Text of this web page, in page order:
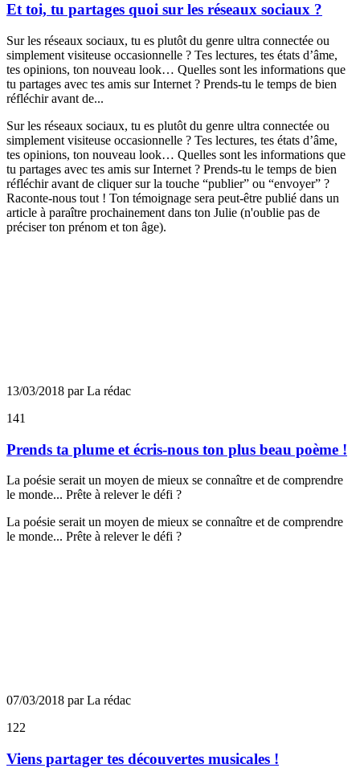
Et toi, tu partages quoi sur les réseaux sociaux ?
Sur les réseaux sociaux, tu es plutôt du genre ultra connectée ou
simplement visiteuse occasionnelle ? Tes lectures, tes états d’âme,
tes opinions, ton nouveau look… Quelles sont les informations que
tu partages avec tes amis sur Internet ? Prends-tu le temps de bien
réfléchir avant de...
Sur les réseaux sociaux, tu es plutôt du genre ultra connectée ou
simplement visiteuse occasionnelle ? Tes lectures, tes états d’âme,
tes opinions, ton nouveau look… Quelles sont les informations que
tu partages avec tes amis sur Internet ? Prends-tu le temps de bien
réfléchir avant de cliquer sur la touche “publier” ou “envoyer” ?
Raconte-nous tout ! Ton témoignage sera peut-être publié dans un
article à paraître prochainement dans ton Julie (n'oublie pas de
préciser ton prénom et ton âge).
13/03/2018 par La rédac
141
Prends ta plume et écris-nous ton plus beau poème !
La poésie serait un moyen de mieux se connaître et de comprendre
le monde... Prête à relever le défi ?
La poésie serait un moyen de mieux se connaître et de comprendre
le monde... Prête à relever le défi ?
07/03/2018 par La rédac
122
Viens partager tes découvertes musicales !